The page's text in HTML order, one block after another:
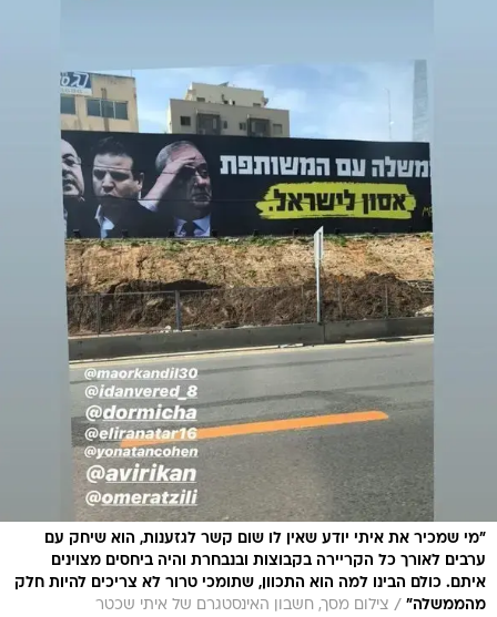
"מי שמכיר את איתי יודע שאין לו שום קשר לגזענות, הוא שיחק עם
ערבים לאורך כל הקריירה בקבוצות ובנבחרת והיה ביחסים מצוינים
איתם. כולם הבינו למה הוא התכוון, שתומכי טרור לא צריכים להיות חלק
מהממשלה" / צילום מסך, חשבון האינסטגרם של איתי שכטר